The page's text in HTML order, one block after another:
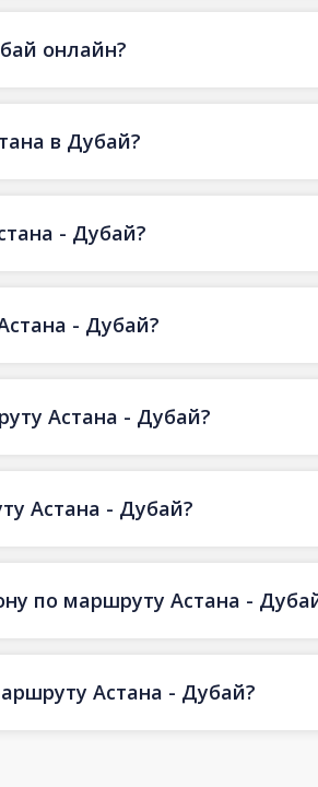
онлайн?
в Дубай?
- Дубай?
- Дубай?
Астана - Дубай?
Астана - Дубай?
по маршруту Астана -
Астана - Дубай?